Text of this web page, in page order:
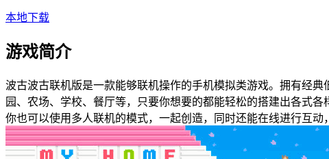
本地下载
游戏简介
波古波古联机版是一款能够联机操作的手机模拟类游戏。拥有经
园、农场、学校、餐厅等，只要你想要的都能轻松的搭建出各式
你也可以使用多人联机的模式，一起创造，同时还能在线进行互动